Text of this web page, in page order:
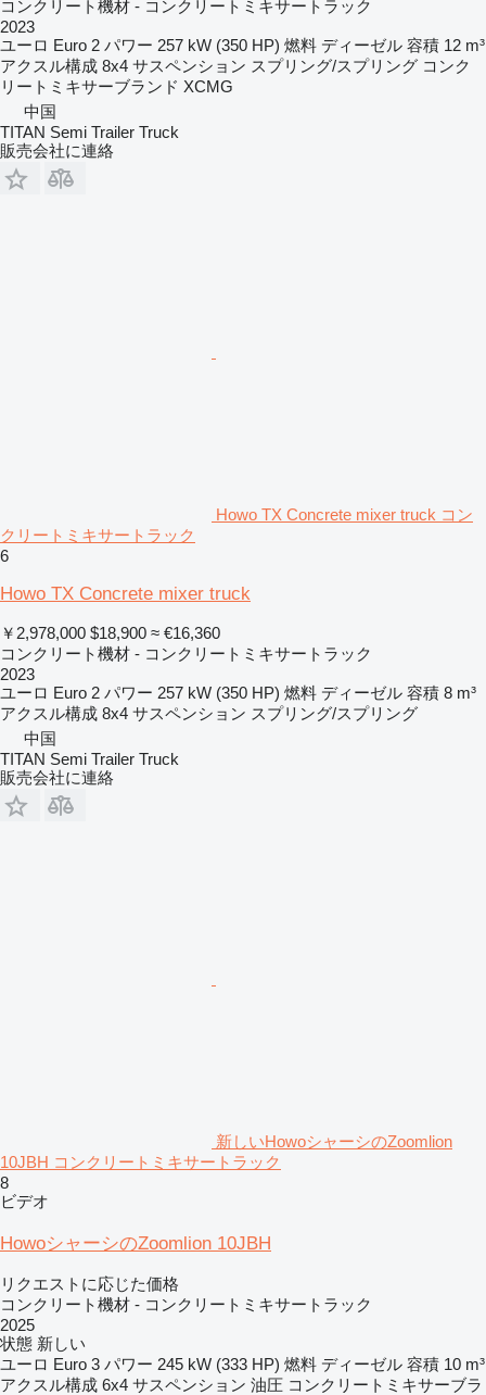
コンクリート機材 - コンクリートミキサートラック
2023
ユーロ Euro 2 パワー 257 kW (350 HP) 燃料 ディーゼル 容積 12 m³
アクスル構成 8x4 サスペンション スプリング/スプリング コンク
リートミキサーブランド XCMG
中国
TITAN Semi Trailer Truck
販売会社に連絡
Howo TX Concrete mixer truck コン
クリートミキサートラック
6
Howo TX Concrete mixer truck
￥2,978,000 $18,900 ≈ €16,360
コンクリート機材 - コンクリートミキサートラック
2023
ユーロ Euro 2 パワー 257 kW (350 HP) 燃料 ディーゼル 容積 8 m³
アクスル構成 8x4 サスペンション スプリング/スプリング
中国
TITAN Semi Trailer Truck
販売会社に連絡
新しいHowoシャーシのZoomlion
10JBH コンクリートミキサートラック
8
ビデオ
HowoシャーシのZoomlion 10JBH
リクエストに応じた価格
コンクリート機材 - コンクリートミキサートラック
2025
状態 新しい
ユーロ Euro 3 パワー 245 kW (333 HP) 燃料 ディーゼル 容積 10 m³
アクスル構成 6x4 サスペンション 油圧 コンクリートミキサーブラ